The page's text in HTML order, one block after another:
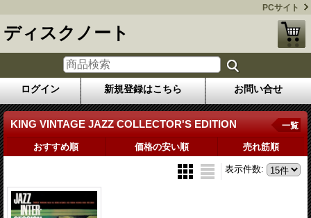
PCサイト
ディスクノート
ログイン 新規登録はこちら お問い合せ
KING VINTAGE JAZZ COLLECTOR'S EDITION 一覧
おすすめ順 価格の安い順 売れ筋順
表示件数: